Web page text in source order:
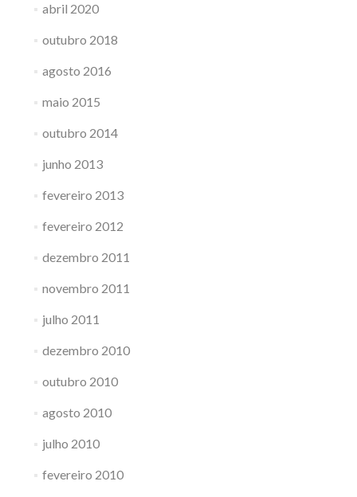
abril 2020
outubro 2018
agosto 2016
maio 2015
outubro 2014
junho 2013
fevereiro 2013
fevereiro 2012
dezembro 2011
novembro 2011
julho 2011
dezembro 2010
outubro 2010
agosto 2010
julho 2010
fevereiro 2010